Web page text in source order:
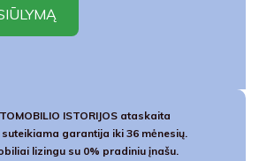
ISTORIJOS ataskaita
garantija iki 36 mėnesių.
lizingu su 0% pradiniu įnašu.